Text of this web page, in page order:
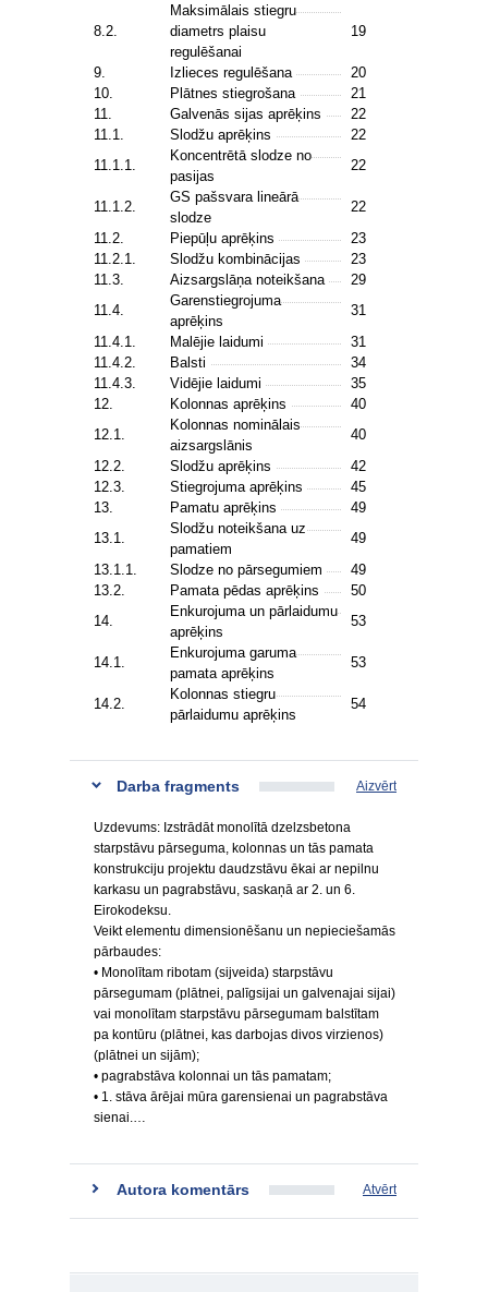
8.2.
Maksimālais stiegru
diametrs plaisu
regulēšanai
19
9. Izlieces regulēšana
20
10.
Plātnes stiegrošana
21
11.
Galvenās sijas aprēķins
22
11.1.
Slodžu aprēķins
22
11.1.1.
Koncentrētā slodze no
pasijas
22
11.1.2.
GS pašsvara lineārā
slodze
22
11.2.
Piepūļu aprēķins
23
11.2.1.
Slodžu kombinācijas
23
11.3.
Aizsargslāņa noteikšana
29
11.4.
Garenstiegrojuma
aprēķins
31
11.4.1.
Malējie laidumi
31
11.4.2.
Balsti
34
11.4.3.
Vidējie laidumi
35
12.
Kolonnas aprēķins
40
12.1.
Kolonnas nominālais
aizsargslānis
40
12.2.
Slodžu aprēķins
42
12.3.
Stiegrojuma aprēķins
45
13.
Pamatu aprēķins
49
13.1.
Slodžu noteikšana uz
pamatiem
49
13.1.1.
Slodze no pārsegumiem
49
13.2.
Pamata pēdas aprēķins
50
14.
Enkurojuma un pārlaidumu
aprēķins
53
14.1.
Enkurojuma garuma
pamata aprēķins
53
14.2.
Kolonnas stiegru
pārlaidumu aprēķins
54
Darba fragments Aizvērt
Uzdevums: Izstrādāt monolītā dzelzsbetona
starpstāvu pārseguma, kolonnas un tās pamata
konstrukciju projektu daudzstāvu ēkai ar nepilnu
karkasu un pagrabstāvu, saskaņā ar 2. un 6.
Eirokodeksu.
Veikt elementu dimensionēšanu un nepieciešamās
pārbaudes:
• Monolītam ribotam (sijveida) starpstāvu
pārsegumam (plātnei, palīgsijai un galvenajai sijai)
vai monolītam starpstāvu pārsegumam balstītam
pa kontūru (plātnei, kas darbojas divos virzienos)
(plātnei un sijām);
• pagrabstāva kolonnai un tās pamatam;
• 1. stāva ārējai mūra garensienai un pagrabstāva
sienai.…
Autora komentārs Atvērt